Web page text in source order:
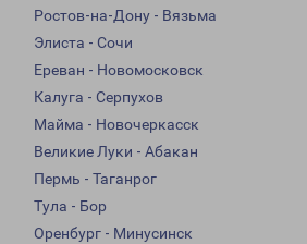
Ростов-на-Дону - Вязьма
Элиста - Сочи
Ереван - Новомосковск
Калуга - Серпухов
Майма - Новочеркасск
Великие Луки - Абакан
Пермь - Таганрог
Тула - Бор
Оренбург - Минусинск